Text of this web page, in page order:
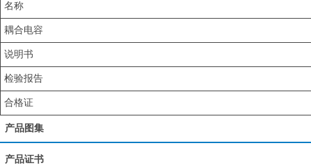
名称
耦合电容
说明书
检验报告
合格证
产品图集
产品证书